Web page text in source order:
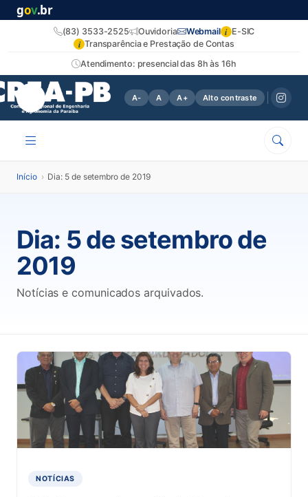
gov.br
Atendimento: presencial das 8h às 16h
(83) 3533-2525 Ouvidoria Webmail i E-SIC
i Transparência e Prestação de Contas
A- A A+ Alto contraste
Início › Dia: 5 de setembro de 2019
Dia: 5 de setembro de
2019
Notícias e comunicados arquivados.
NOTÍCIAS